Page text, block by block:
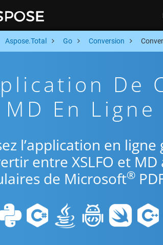
Aspose.Total Go Conversion
De
MD En
l’application en
entre XSLFO et
de Microsoft®